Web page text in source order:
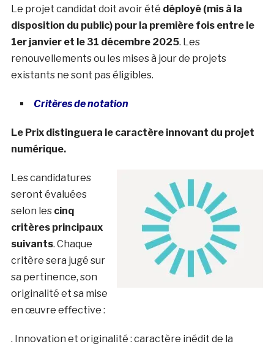
Le projet candidat doit avoir été déployé (mis à la
disposition du public) pour la première fois entre le
1er janvier et le 31 décembre 2025. Les
renouvellements ou les mises à jour de projets
existants ne sont pas éligibles.
Critères de notation
Le Prix distinguera le caractère innovant du projet
numérique.
Les candidatures
seront évaluées
selon les cinq
critères principaux
suivants. Chaque
critère sera jugé sur
sa pertinence, son
originalité et sa mise
en œuvre effective :
. Innovation et originalité : caractère inédit de la